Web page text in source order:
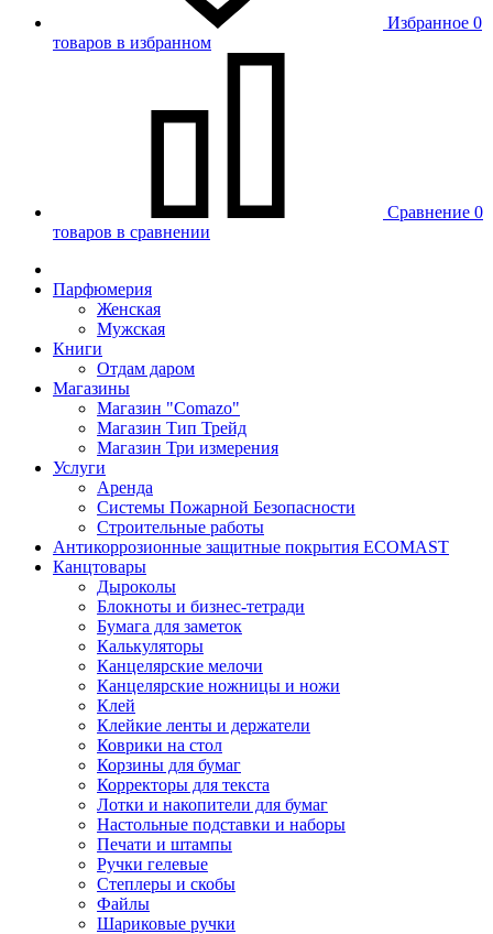
Избранное 0
товаров в избранном
Сравнение 0
товаров в сравнении
Парфюмерия
Женская
Мужская
Книги
Отдам даром
Магазины
Магазин "Comazo"
Магазин Тип Трейд
Магазин Три измерения
Услуги
Аренда
Системы Пожарной Безопасности
Строительные работы
Антикоррозионные защитные покрытия ECOMAST
Канцтовары
Дыроколы
Блокноты и бизнес-тетради
Бумага для заметок
Калькуляторы
Канцелярские мелочи
Канцелярские ножницы и ножи
Клей
Клейкие ленты и держатели
Коврики на стол
Корзины для бумаг
Корректоры для текста
Лотки и накопители для бумаг
Настольные подставки и наборы
Печати и штампы
Ручки гелевые
Степлеры и скобы
Файлы
Шариковые ручки